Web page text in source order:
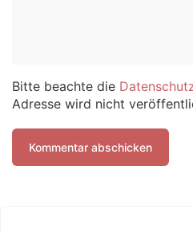
Bitte beachte die
Adresse wird nicht